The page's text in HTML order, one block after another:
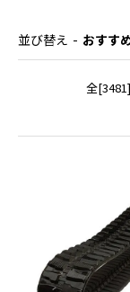
並び替え おすす
全